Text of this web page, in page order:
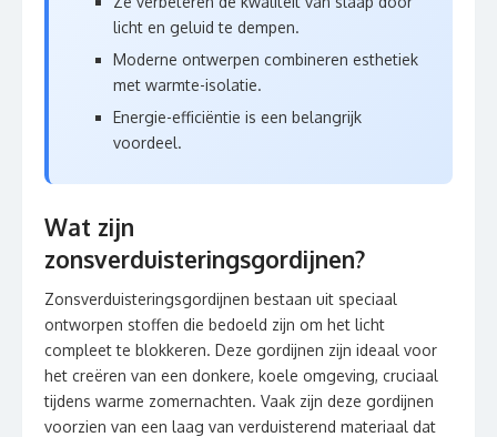
licht en geluid te dempen.
Moderne ontwerpen combineren esthetiek
met warmte-isolatie.
Energie-efficiëntie is een belangrijk
voordeel.
Wat zijn
zonsverduisteringsgordijnen?
Zonsverduisteringsgordijnen bestaan uit speciaal
ontworpen stoffen die bedoeld zijn om het licht
compleet te blokkeren. Deze gordijnen zijn ideaal voor
het creëren van een donkere, koele omgeving, cruciaal
tijdens warme zomernachten. Vaak zijn deze gordijnen
voorzien van een laag van verduisterend materiaal dat